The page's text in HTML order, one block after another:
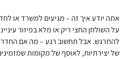
אתה יודע איך זה – מגיעים למשרד או
על השולחן החצי ריק או מלא בפיזור
להתרגש. אבל תחשוב רגע – מה אם החדר
של יצירתיות, לאוסף של מקומות